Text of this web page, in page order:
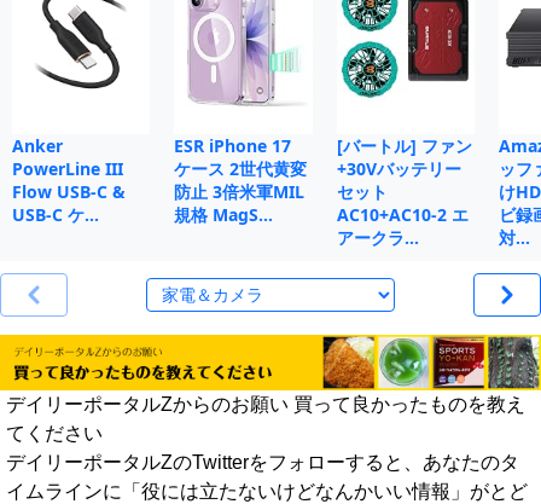
Anker
PowerLine III
Flow USB-C &
USB-C ケ…
ESR iPhone 17
ケース 2世代黄変
防止 3倍米軍MIL
規格 MagS…
[バートル] ファン
+30Vバッテリー
セット
AC10+AC10-2 エ
アークラ…
ッフ
け
ビ録
対…
デイリーポータルZからのお願い 買って良かったものを教え
てください
デイリーポータルZのTwitterをフォローすると、あなたのタ
イムラインに「役には立たないけどなんかいい情報」がとど